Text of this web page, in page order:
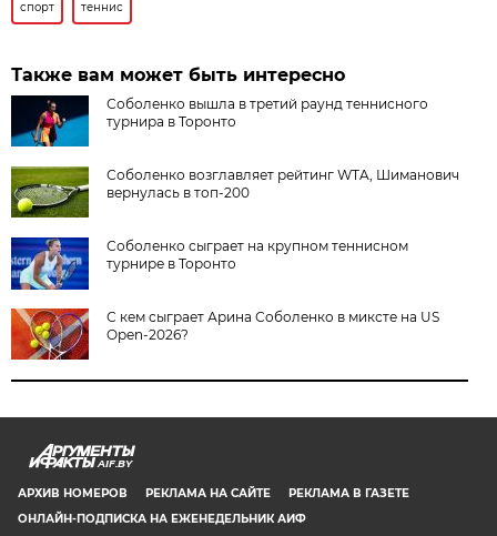
спорт теннис
Также вам может быть интересно
Соболенко вышла в третий раунд теннисного
турнира в Торонто
Соболенко возглавляет рейтинг WTA, Шиманович
вернулась в топ-200
Соболенко сыграет на крупном теннисном
турнире в Торонто
С кем сыграет Арина Соболенко в миксте на US
Open-2026?
AIF.BY
АРХИВ НОМЕРОВ РЕКЛАМА НА САЙТЕ
РЕКЛАМА В ГАЗЕТЕ
ОНЛАЙН-ПОДПИСКА НА ЕЖЕНЕДЕЛЬНИК АИФ